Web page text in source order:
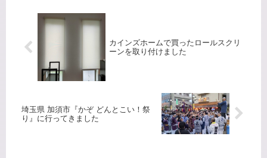
カインズホームで買ったロールスクリ
ーンを取り付けました
埼玉県 加須市『かぞ どんとこい！祭
り』に行ってきました